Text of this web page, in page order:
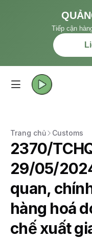
Tiếp cận
Trang chủ Customs
2370/
29/05/
quan,
hàng hoá
chế xuất